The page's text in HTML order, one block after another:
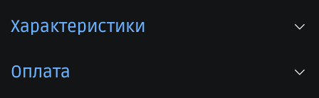
Характеристики
Оплата